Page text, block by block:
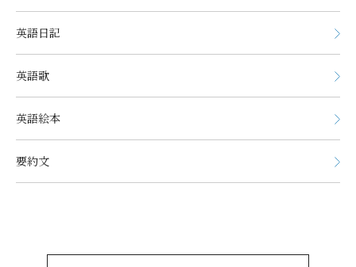
英語日記
英語歌
英語絵本
要約文